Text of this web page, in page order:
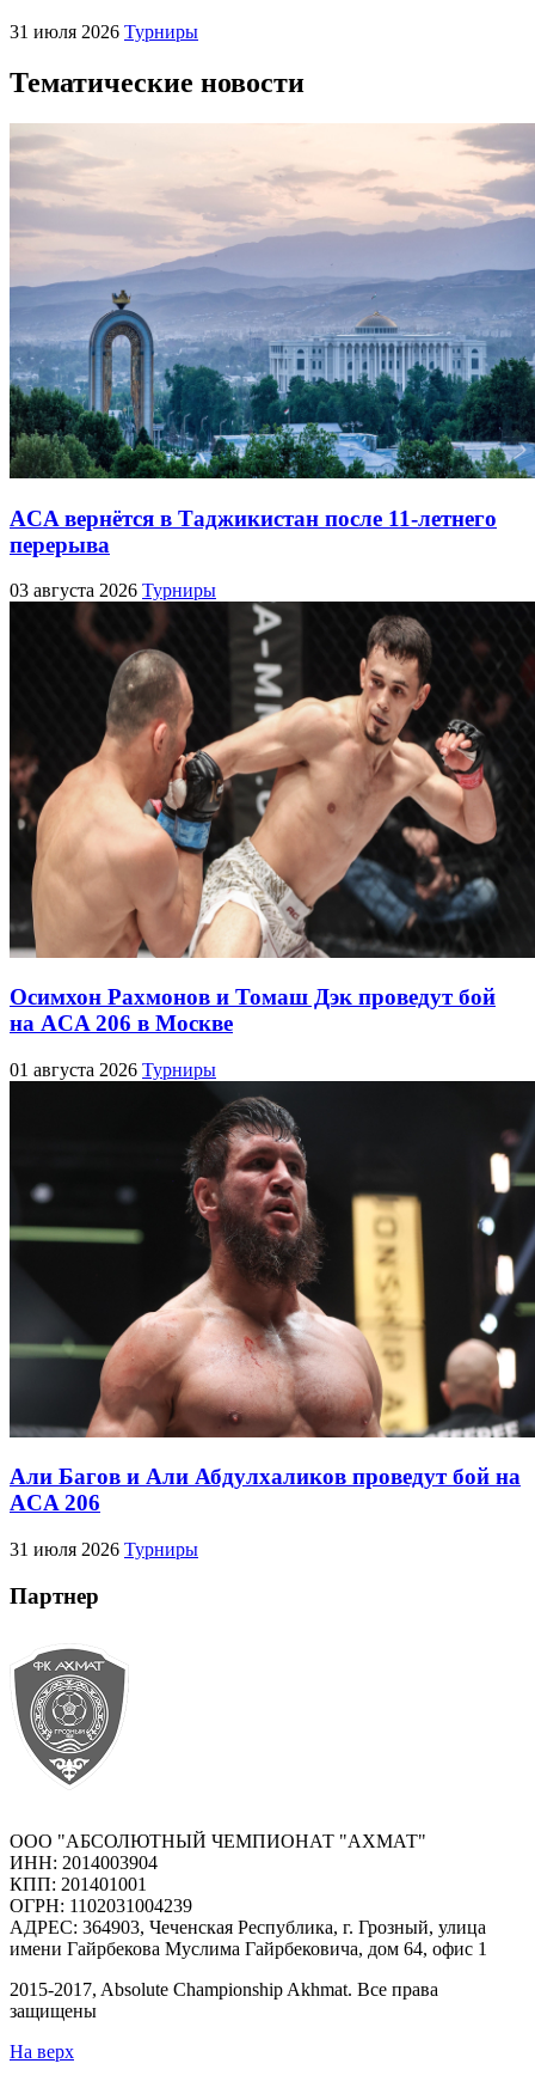
31 июля 2026 Турниры
Тематические новости
ACA вернётся в Таджикистан после 11-летнего
перерыва
03 августа 2026 Турниры
Осимхон Рахмонов и Томаш Дэк проведут бой
на ACA 206 в Москве
01 августа 2026 Турниры
Али Багов и Али Абдулхаликов проведут бой на
ACA 206
31 июля 2026 Турниры
Партнер
ООО "АБСОЛЮТНЫЙ ЧЕМПИОНАТ "АХМАТ"
ИНН: 2014003904
КПП: 201401001
ОГРН: 1102031004239
АДРЕС: 364903, Чеченская Республика, г. Грозный, улица
имени Гайрбекова Муслима Гайрбековича, дом 64, офис 1
2015-2017, Absolute Championship Akhmat. Все права
защищены
На верх